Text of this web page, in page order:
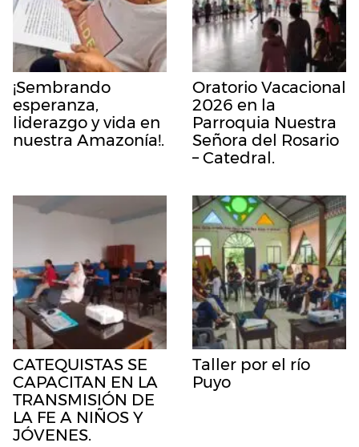
¡Sembrando
esperanza,
liderazgo y vida en
nuestra Amazonía!.
Oratorio Vacacional
2026 en la
Parroquia Nuestra
Señora del Rosario
– Catedral.
CATEQUISTAS SE
CAPACITAN EN LA
TRANSMISIÓN DE
LA FE A NIÑOS Y
JÓVENES.
Taller por el río
Puyo